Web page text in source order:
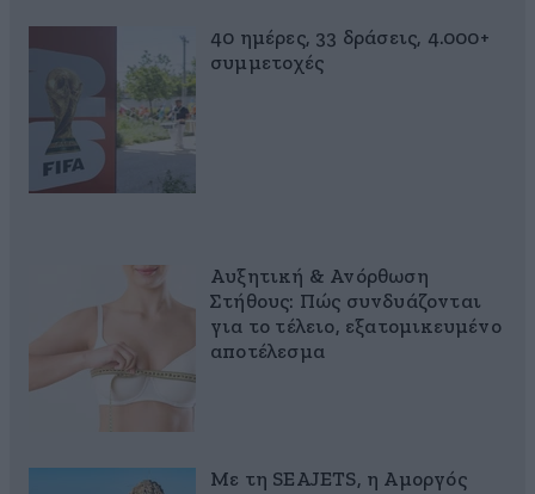
40 ημέρες, 33 δράσεις, 4.000+
συμμετοχές
Αυξητική & Ανόρθωση
Στήθους: Πώς συνδυάζονται
για το τέλειο, εξατομικευμένο
αποτέλεσμα
Με τη SEAJETS, η Αμοργός